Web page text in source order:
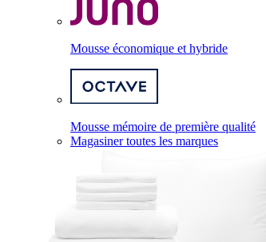
Mousse économique et hybride
Mousse mémoire de première qualité
Magasiner toutes les marques